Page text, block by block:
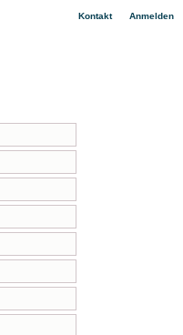
Kontakt| Anmelden